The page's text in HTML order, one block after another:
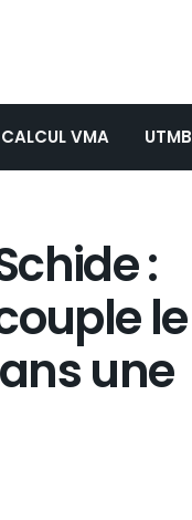
CALCUL VMA UTMB
:
le
une